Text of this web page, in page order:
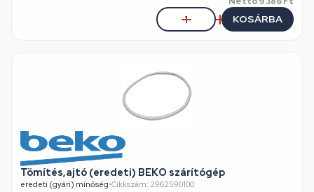
KOSÁRBA
Tömítés,ajtó (eredeti) BEKO szárítógép
eredeti (gyári) minőség•Cikkszám: 2962590100